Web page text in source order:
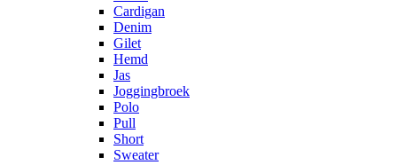
Cardigan
Denim
Gilet
Hemd
Jas
Joggingbroek
Polo
Pull
Short
Sweater